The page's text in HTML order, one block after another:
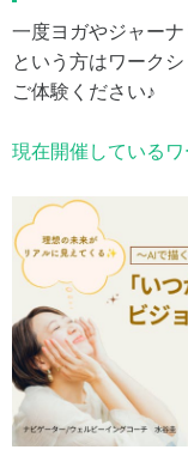
一度ヨガやジャーナ
という方はワーク
ご体験ください♪
現在開催している